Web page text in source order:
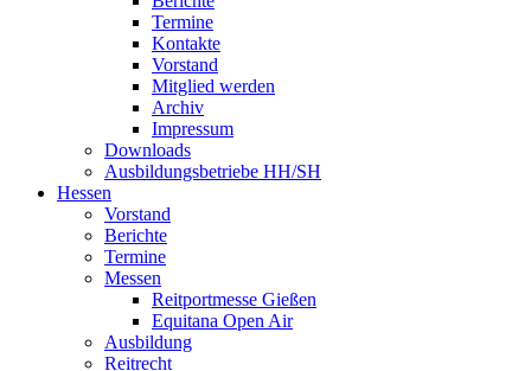
Termine
Kontakte
Vorstand
Mitglied werden
Archiv
Impressum
Downloads
Ausbildungsbetriebe HH/SH
Hessen
Vorstand
Berichte
Termine
Messen
Reitportmesse Gießen
Equitana Open Air
Ausbildung
Reitrecht